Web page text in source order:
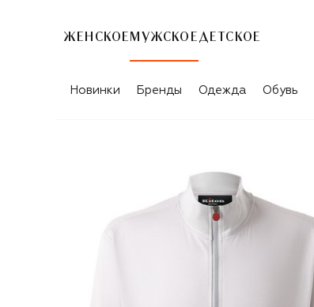
ЖЕНСКОЕ МУЖСКОЕ ДЕТСКОЕ
Новинки Бренды Одежда Обувь